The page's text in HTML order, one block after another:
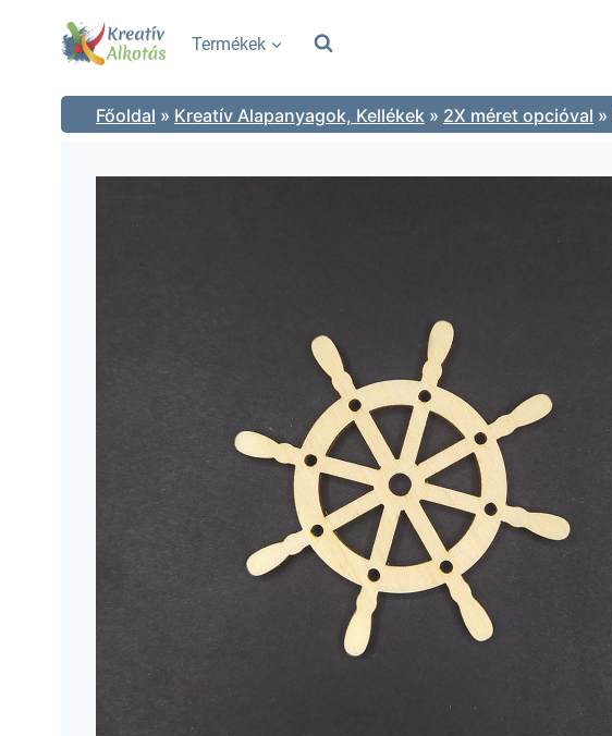
Termékek
Főoldal » Kreatív Alapanyagok, Kellékek » 2X méret opcióval »